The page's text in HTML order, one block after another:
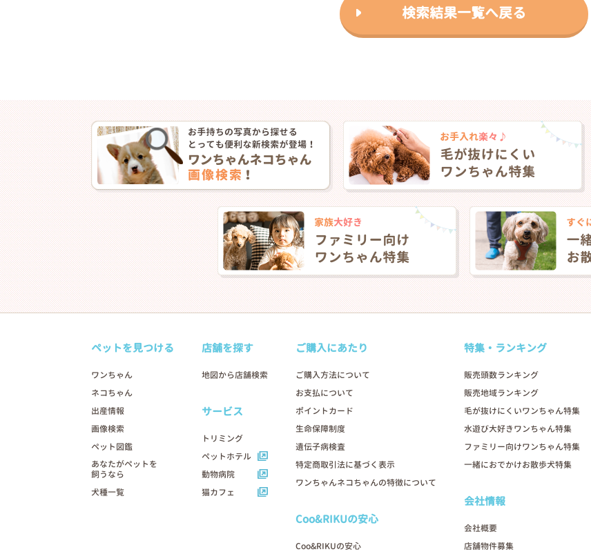
検索結果一覧へ戻る
ペットを見つける
ワンちゃん
ネコちゃん
出産情報
画像検索
ペット図鑑
あなたがペットを
飼うなら
犬種一覧
店舗を探す
地図から店舗検索
サービス
トリミング
ペットホテル
動物病院
猫カフェ
ご購入にあたり
ご購入方法について
お支払について
ポイントカード
生命保障制度
遺伝子病検査
特定商取引法に基づく表示
ワンちゃんネコちゃんの特徴について
Coo&RIKUの安心
Coo&RIKUの安心
特集・ランキング
販売頭数ランキング
販売地域ランキング
毛が抜けにくいワンちゃん特集
水遊び大好きワンちゃん特集
ファミリー向けワンちゃん特集
一緒におでかけお散歩犬特集
会社情報
会社概要
店舗物件募集